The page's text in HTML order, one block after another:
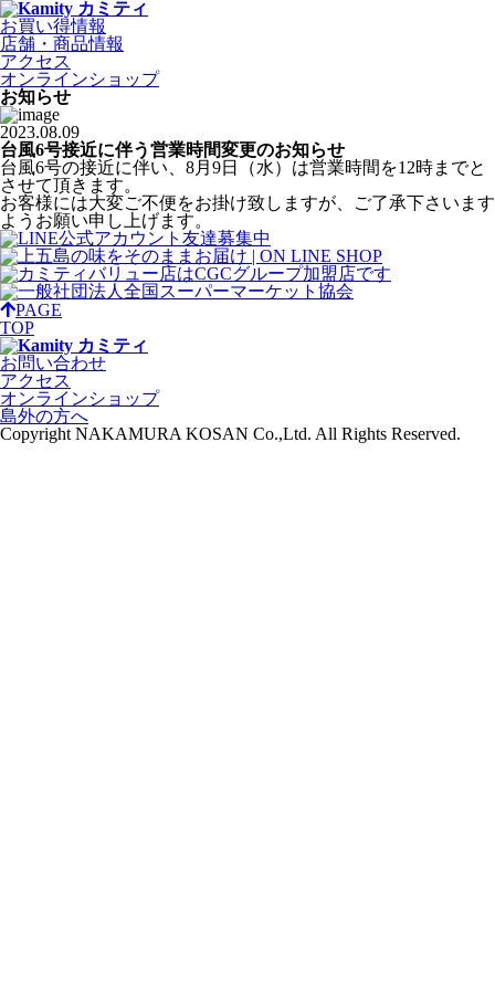
お買い得情報
店舗・商品情報
アクセス
オンラインショップ
お知らせ
2023.08.09
台風6号接近に伴う営業時間変更のお知らせ
台風6号の接近に伴い、8月9日（水）は営業時間を12時までと
させて頂きます。
お客様には大変ご不便をお掛け致しますが、ご了承下さいます
ようお願い申し上げます。
PAGE
TOP
お問い合わせ
アクセス
オンラインショップ
島外の方へ
Copyright NAKAMURA KOSAN Co.,Ltd. All Rights Reserved.